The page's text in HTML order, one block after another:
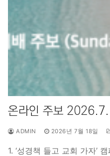
온라인 주보
ADMIN 2026년 7월 18일
1. ‘성경책 들고 교회 가자’